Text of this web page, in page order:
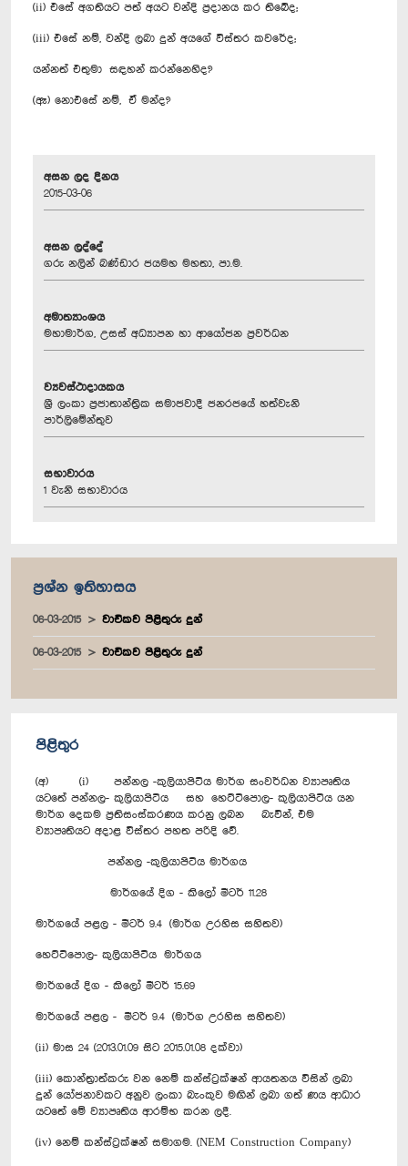
(ii) එසේ අගතියට පත් අයට වන්දි ප්‍රදානය කර තිබේද;
(iii) එසේ නම්, වන්දි ලබා දුන් අයගේ විස්තර කවරේද;
යන්නත් එතුමා සඳහන් කරන්නෙහිද?
(ඈ) නොඑසේ නම්, ඒ මන්ද?
අසන ලද දිනය
2015-03-06
අසන ලද්දේ
ගරු නලින් බණ්ඩාර ජයමහ මහතා, පා.ම.
අමාත්‍යාංශය
මහාමාර්ග, උසස් අධ්‍යාපන හා ආයෝජන ප්‍රවර්ධන
ව්‍යවස්ථාදායකය
ශ්‍රී ලංකා ප්‍රජාතාන්ත්‍රික සමාජවාදී ජනරජයේ හත්වැනි
පාර්ලිමේන්තුව
සභාවාරය
1 වැනි සභාවාරය
ප්‍රශ්න ඉතිහාසය
06-03-2015 වාචිකව පිළිතුරු දුන්
06-03-2015 වාචිකව පිළිතුරු දුන්
පිළිතුර
(අ) (i) පන්නල -කුලියාපිටිය මාර්ග සංවර්ධන ව්‍යාපෘතිය
යටතේ පන්නල- කුලියාපිටිය සහ හෙට්ටිපොල- කුලියාපිටිය යන
මාර්ග දෙකම ප්‍රතිසංස්කරණය කරනු ලබන බැවින්, එම
ව්‍යාපෘතියට අදාළ විස්තර පහත පරිදි වේ.
පන්නල -කුලියාපිටිය මාර්ගය
මාර්ගයේ දිග - කිලෝ මීටර් 11.28
මාර්ගයේ පළල - මීටර් 9.4 (මාර්ග උරහිස සහිතව)
හෙට්ටිපොල- කුලියාපිටිය මාර්ගය
මාර්ගයේ දිග - කිලෝ මීටර් 15.69
මාර්ගයේ පළල - මීටර් 9.4 (මාර්ග උරහිස සහිතව)
(ii) මාස 24 (2013.01.09 සිට 2015.01.08 දක්වා)
(iii) කොන්ත්‍රාත්කරු වන නෙම් කන්ස්ට්‍රක්ෂන් ආයතනය විසින් ලබා
දුන් යෝජනාවකට අනුව ලංකා බැංකුව මඟින් ලබා ගත් ණය ආධාර
යටතේ මේ ව්‍යාපෘතිය ආරම්භ කරන ලදී.
(iv) නෙම් කන්ස්ට්‍රක්ෂන් සමාගම. (NEM Construction Company)